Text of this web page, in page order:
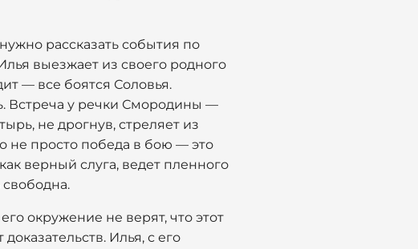
рассказать события по
выезжает из своего родного
— все боятся Соловья.
Встреча у речки Смородины —
не дрогнув, стреляет из
не просто победа в бою — это
верный слуга, ведет пленного
окружение не верят, что этот
Илья, с его